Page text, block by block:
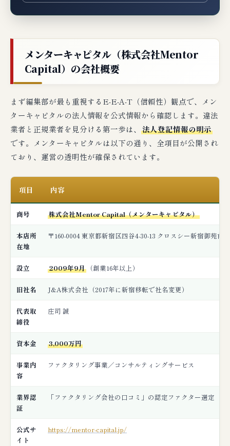
メンターキャピタルで審査落ちた場合の次の一
手
編集部の最終判断：メンターキャピタルは
🔗 関連記事（編集部おすすめ）
メンターキャピタル（株式会社Mentor
Capital）の会社概要
まず編集部が最も重視するE-E-A-T（信頼性）観点で、メン
ターキャピタルの法人情報を公式情報から確認します。違法
業者と正規業者を見分ける第一歩は、 法人登記情報の明示
です。メンターキャピタルは以下の通り、全項目が公開され
ており、運営の透明性が確保されています。
項目 内容
商号 株式会社Mentor Capital（メンターキャピタル）
本店所
在地
〒160-0004 東京都新宿区四谷4-30-13 クロスシー新宿御苑前
設立 2009年9月 （創業16年以上）
旧社名 J&A株式会社（2017年に新宿移転で社名変更）
代表取
締役
庄司 誠
資本金 3,000万円
事業内
容
ファクタリング事業／コンサルティングサービス
業界認
証
「ファクタリング会社の口コミ」の認定ファクター選定
公式サ
イト
https://mentor-capital.jp/